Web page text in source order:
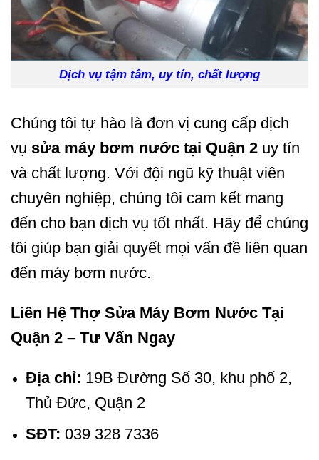
Dịch vụ tậm tâm, uy tín, chất lượng
Chúng tôi tự hào là đơn vị cung cấp dịch
vụ sửa máy bơm nước tại Quận 2 uy tín
và chất lượng. Với đội ngũ kỹ thuật viên
chuyên nghiệp, chúng tôi cam kết mang
đến cho bạn dịch vụ tốt nhất. Hãy để chúng
tôi giúp bạn giải quyết mọi vấn đề liên quan
đến máy bơm nước.
Liên Hệ Thợ Sửa Máy Bơm Nước Tại
Quận 2 – Tư Vấn Ngay
Địa chỉ: 19B Đường Số 30, khu phố 2,
Thủ Đức, Quận 2
SĐT: 039 328 7336